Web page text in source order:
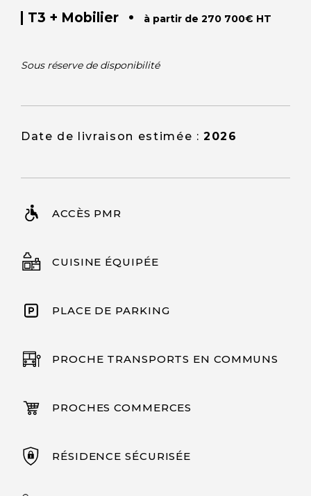
T3 + Mobilier • à partir de 270 700€ HT
Sous réserve de disponibilité
Date de livraison estimée : 2026
ACCÈS PMR
CUISINE ÉQUIPÉE
PLACE DE PARKING
PROCHE TRANSPORTS EN COMMUNS
PROCHES COMMERCES
RÉSIDENCE SÉCURISÉE